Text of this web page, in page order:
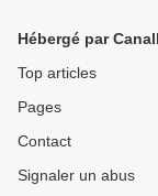
Hébergé par
Top articles
Pages
Contact
Signaler un abus